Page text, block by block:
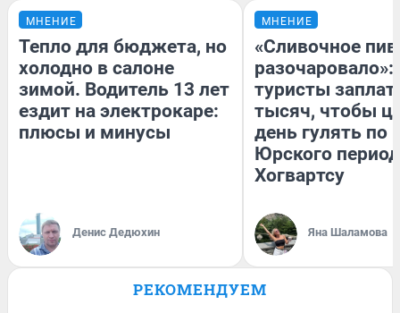
МНЕНИЕ
Тепло для бюджета, но
холодно в салоне
зимой. Водитель 13 лет
ездит на электрокаре:
плюсы и минусы
Денис Дедюхин
МНЕНИЕ
«Сливочное
разочаровало»:
туристы
тысяч, чтобы
день гулять по
Юрского
Хогвартсу
Яна Шаламова
РЕКОМЕНДУЕМ